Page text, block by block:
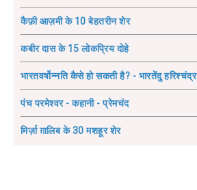
कैफ़ी आज़मी के 10 बेहतरीन शेर
कबीर दास के 15 लोकप्रिय दोहे
भारतवर्षोन्नति कैसे हो सकती है? - भारतेंदु हरिश्चंद्र
पंच परमेश्वर - कहानी - प्रेमचंद
मिर्ज़ा ग़ालिब के 30 मशहूर शेर